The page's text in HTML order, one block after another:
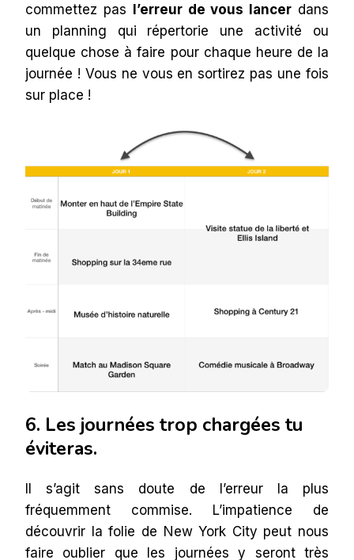
commettez pas l’erreur de vous lancer dans
un planning qui répertorie une activité ou
quelque chose à faire pour chaque heure de la
journée ! Vous ne vous en sortirez pas une fois
sur place !
6. Les journées trop chargées tu
éviteras.
Il s’agit sans doute de l’erreur la plus
fréquemment commise. L’impatience de
découvrir la folie de New York City peut nous
faire oublier que les journées y seront très